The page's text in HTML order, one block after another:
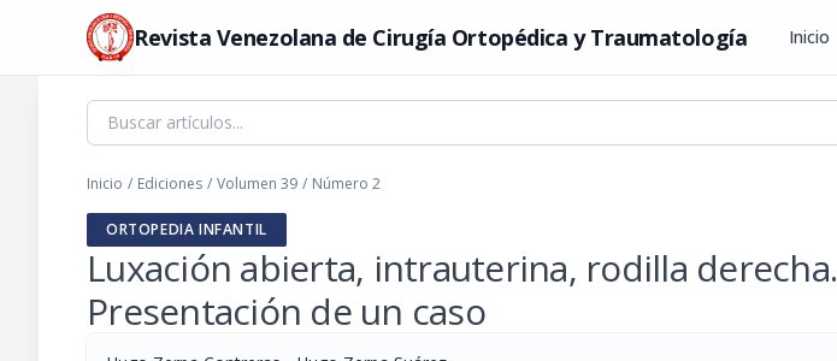
Revista Venezolana de Cirugía Ortopédica y Traumatología Inicio
Inicio / Ediciones / Volumen 39 / Número 2
ORTOPEDIA INFANTIL
Luxación abierta, intrauterina, rodilla derecha.
Presentación de un caso